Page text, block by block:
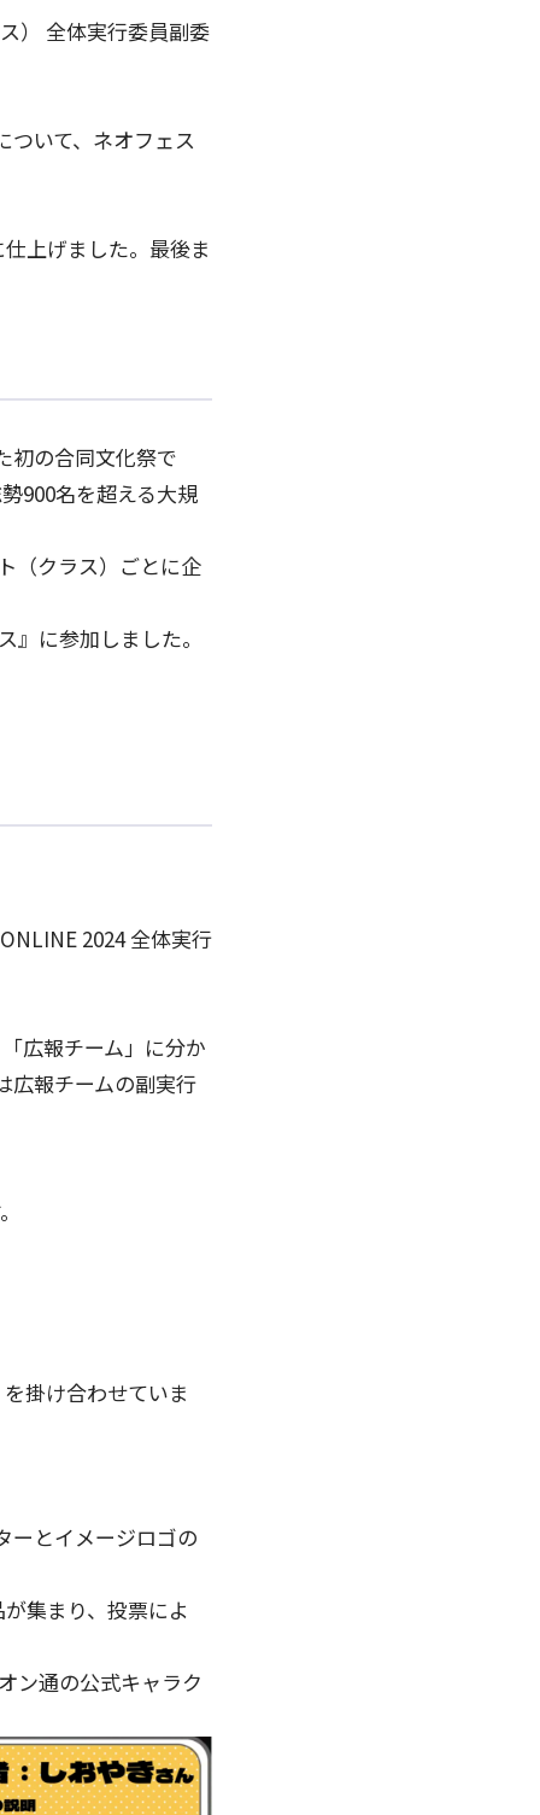
） 全体実行委員副委
ついて、ネオフェス
上げました。最後ま
初の合同文化祭で
900名を超える大規
（クラス）ごとに企
に参加しました。
2024 全体実行
広報チーム」に分か
広報チームの副実行
掛け合わせていま
ーとイメージロゴの
集まり、投票によ
ン通の公式キャラク